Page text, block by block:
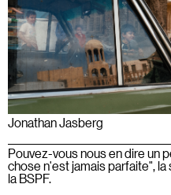
Jonathan Jasberg
Pouvez-vous nous en dire un
chose n'est jamais parfaite",
la BSPF.